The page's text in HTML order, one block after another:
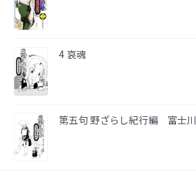
4 哀魂
第五句 野ざらし紀行編 富士川